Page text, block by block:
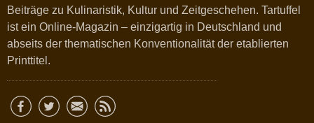
Beiträge zu Kulinaristik, Kultur und Zeitgeschehen. Tartuffel
ist ein Online-Magazin – einzigartig in Deutschland und
abseits der thematischen Konventionalität der etablierten
Printtitel.